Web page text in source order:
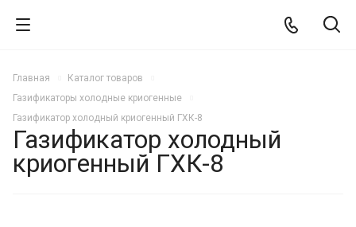
Главная
Каталог товаров
Газификаторы холодные криогенные
Газификатор холодный криогенный ГХК-8
Газификатор холодный
криогенный ГХК-8